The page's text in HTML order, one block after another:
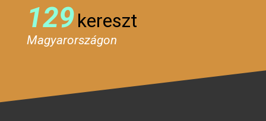
129kereszt
Magyarországon